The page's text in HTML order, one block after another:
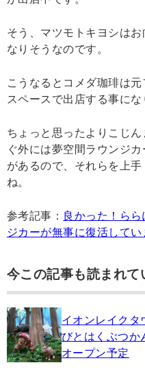
そう、マツモトキヨシは
なりそうなのです。
こうなるとコメダ珈琲は
スペースで出店する事にな
ちょっと思ったよりこじ
ぐ外には夢空間ラウンジ
があるので、それらを上
ね。
参考記事： 良かった！ら
ジカーが無事に復活してい
今この記事も読まれて
イオンレイクタ
びとはくぶつか
オープン予定